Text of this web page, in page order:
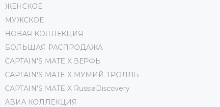
ЖЕНСКОЕ
МУЖСКОЕ
НОВАЯ КОЛЛЕКЦИЯ
БОЛЬШАЯ РАСПРОДАЖА
CAPTAIN'S MATE X ВЕРФЬ
CAPTAIN'S MATE Х МУМИЙ ТРОЛЛЬ
CAPTAIN'S MATE X RussiaDiscovery
АВИА КОЛЛЕКЦИЯ